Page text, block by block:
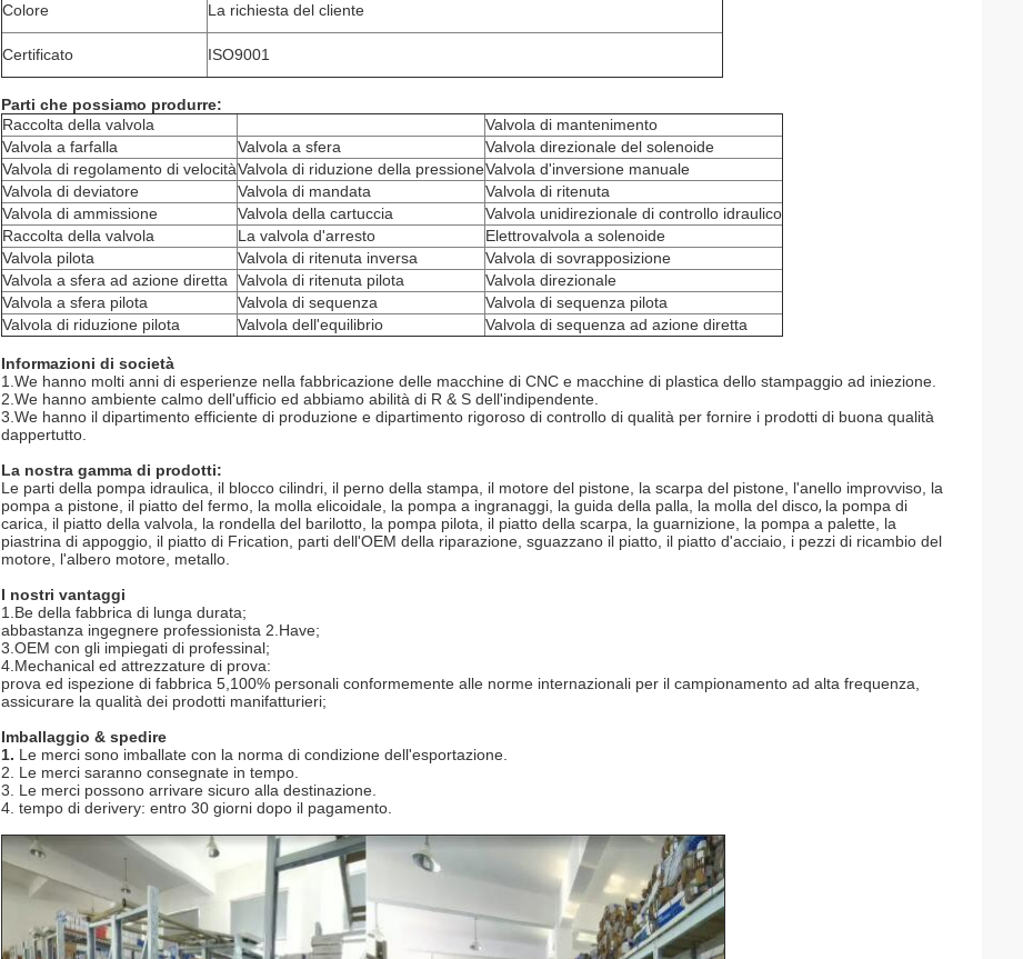
Colore La richiesta del cliente
Certificato ISO9001
Parti che possiamo produrre:
Raccolta della valvola
Valvola di mantenimento
Valvola a farfalla
Valvola a sfera
Valvola direzionale del solenoide
Valvola di regolamento di velocitàValvola di riduzione della pressioneValvola d'inversione manuale
Valvola di deviatore
Valvola di mandata
Valvola di ritenuta
Valvola di ammissione
Valvola della cartuccia
Valvola unidirezionale di controllo idraulico
Raccolta della valvola
La valvola d'arresto
Elettrovalvola a solenoide
Valvola pilota
Valvola di ritenuta inversa
Valvola di sovrapposizione
Valvola a sfera ad azione diretta
Valvola di ritenuta pilota
Valvola direzionale
Valvola a sfera pilota
Valvola di sequenza
Valvola di sequenza pilota
Valvola di riduzione pilota
Valvola dell'equilibrio Valvola di sequenza ad azione diretta
Informazioni di società
1.We hanno molti anni di esperienze nella fabbricazione delle macchine di CNC e macchine di plastica dello stampaggio ad iniezione.
2.We hanno ambiente calmo dell'ufficio ed abbiamo abilità di R & S dell'indipendente.
3.We hanno il dipartimento efficiente di produzione e dipartimento rigoroso di controllo di qualità per fornire i prodotti di buona qualità
dappertutto.
La nostra gamma di prodotti:
Le parti della pompa idraulica, il blocco cilindri, il perno della stampa, il motore del pistone, la scarpa del pistone, l'anello improvviso, la
pompa a pistone, il piatto del fermo, la molla elicoidale, la pompa a ingranaggi, la guida della palla, la molla del disco, la pompa di
carica, il piatto della valvola, la rondella del barilotto, la pompa pilota, il piatto della scarpa, la guarnizione, la pompa a palette, la
piastrina di appoggio, il piatto di Frication, parti dell'OEM della riparazione, sguazzano il piatto, il piatto d'acciaio, i pezzi di ricambio del
motore, l'albero motore, metallo.
I nostri vantaggi
1.Be della fabbrica di lunga durata;
abbastanza ingegnere professionista 2.Have;
3.OEM con gli impiegati di professinal;
4.Mechanical ed attrezzature di prova:
prova ed ispezione di fabbrica 5,100% personali conformemente alle norme internazionali per il campionamento ad alta frequenza,
assicurare la qualità dei prodotti manifatturieri;
Imballaggio & spedire
1. Le merci sono imballate con la norma di condizione dell'esportazione.
2. Le merci saranno consegnate in tempo.
3. Le merci possono arrivare sicuro alla destinazione.
4. tempo di derivery: entro 30 giorni dopo il pagamento.